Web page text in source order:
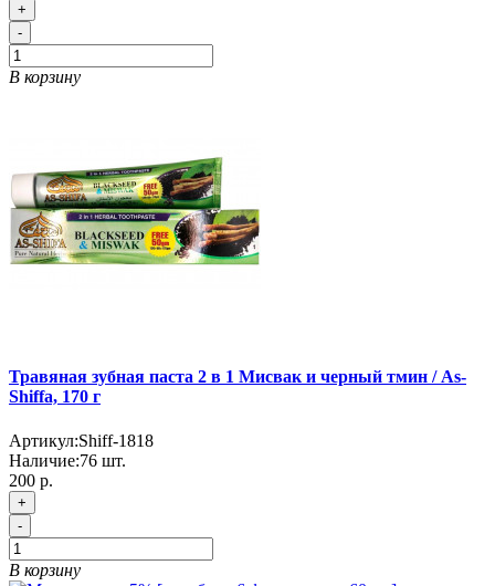
+
-
В корзину
Травяная зубная паста 2 в 1 Мисвак и черный тмин / As-
Shiffa, 170 г
Артикул:Shiff-1818
Наличие:76 шт.
200 р.
+
-
В корзину